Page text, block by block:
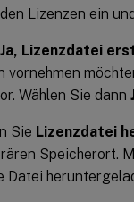
Lizenzen ein
Ja, Lizenzdatei
vornehmen
Wählen Sie dann
Sie Lizenzdatei
Speicherort.
Datei